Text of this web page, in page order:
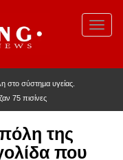
στο σύστημα υγείας.
75 πισίνες
της
που